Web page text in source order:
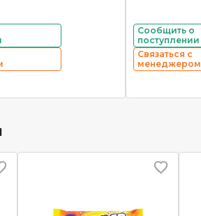
Сообщить о
поступлении
Связаться с
менеджером